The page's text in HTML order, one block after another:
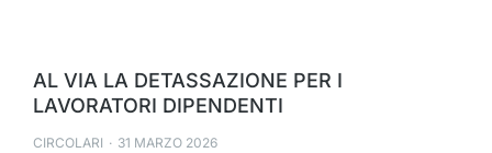
AL VIA LA DETASSAZIONE PER I
LAVORATORI DIPENDENTI
CIRCOLARI 31 MARZO 2026